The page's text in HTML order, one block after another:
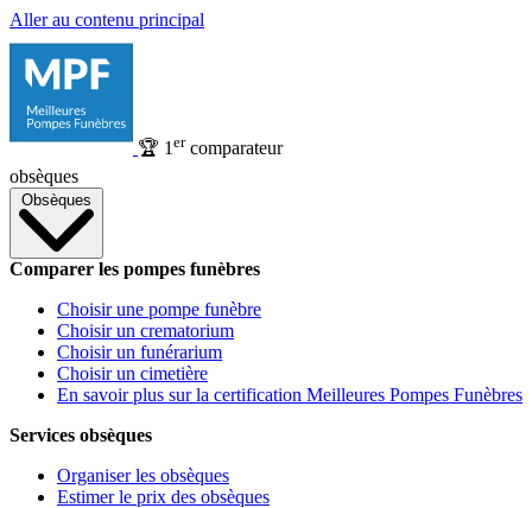
Aller au contenu principal
🏆 1 ercomparateur
obsèques
Obsèques
Comparer les pompes funèbres
Choisir une pompe funèbre
Choisir un crematorium
Choisir un funérarium
Choisir un cimetière
En savoir plus sur la certification Meilleures Pompes Funèbres
Services obsèques
Organiser les obsèques
Estimer le prix des obsèques